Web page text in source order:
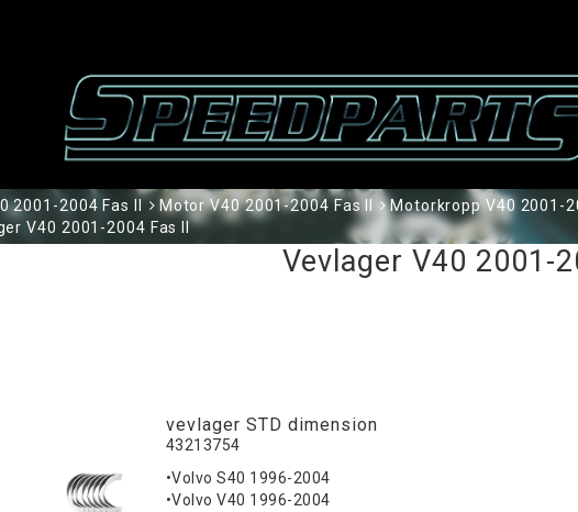
2001-2004 Fas II Motor V40 2001-2004 Fas II
Motorkropp V40 2001-
V40 2001-2004 Fas II
Vevlager V40 2001-
vevlager STD dimension
43213754
•Volvo S40 1996-2004
•Volvo V40 1996-2004